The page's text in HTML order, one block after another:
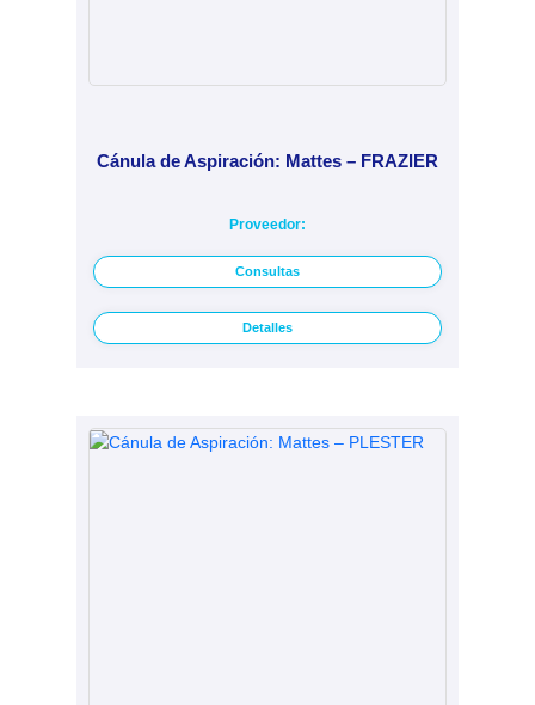
Cánula de Aspiración: Mattes – FRAZIER
Proveedor:
Consultas
Detalles